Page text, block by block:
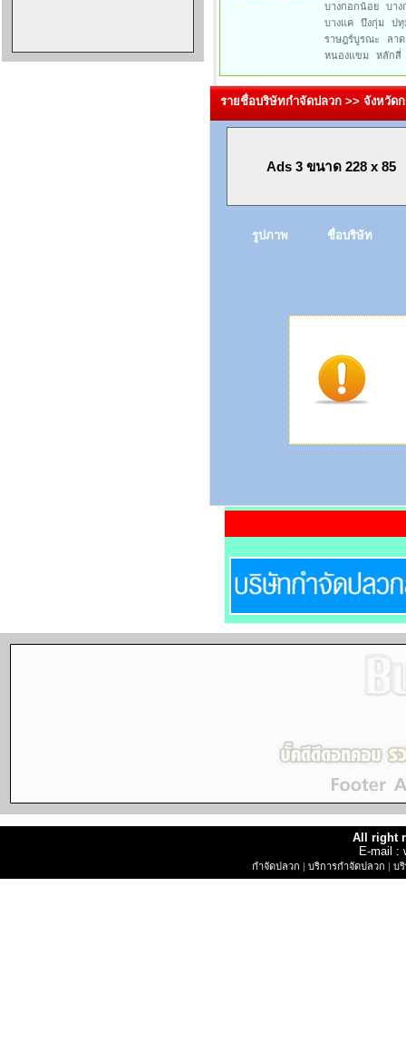
บางกอกน้อย
บาง
บางแค
บึงกุ่ม
ปทุ
ราษฎร์บูรณะ
ลา
หนองแขม
หลักสี่
รายชื่อบริษัทกำจัดปลวก >> จังหวัด
Ads 3 ขนาด 228 x 85
รูปภาพ ชื่อบริษัท
All right
E-mail :
กำจัดปลวก | บริการกำจัดปลวก | บ